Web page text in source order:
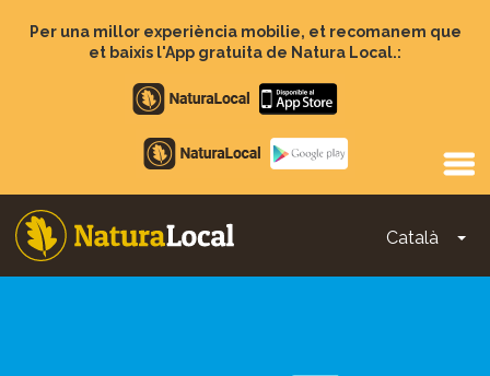
Per una millor experiència mobilie, et recomanem que
et baixis l'App gratuita de Natura Local.:
Apple
store
Google
Play
Català
Main